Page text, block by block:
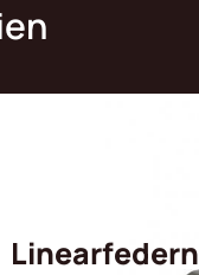
Linearfedern